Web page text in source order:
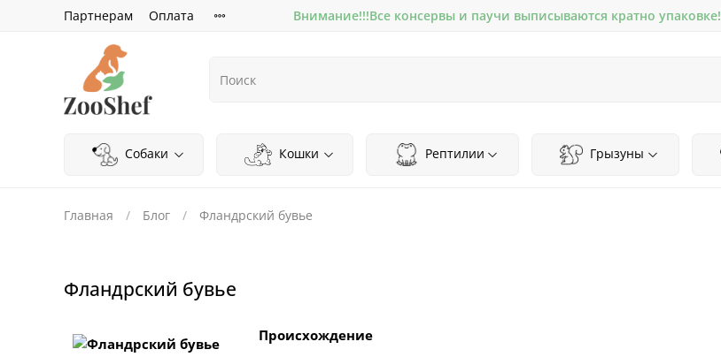
Партнерам Оплата Внимание!!!Все консервы и паучи выписываются кратно упаковке!
Собаки Кошки Рептилии Грызуны
Главная Блог Фландрский бувье
Фландрский бувье
Происхождение